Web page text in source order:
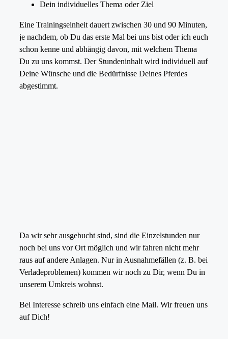
Dein individuelles Thema oder Ziel
Eine Trainingseinheit dauert zwischen 30 und 90 Minuten,
je nachdem, ob Du das erste Mal bei uns bist oder ich euch
schon kenne und abhängig davon, mit welchem Thema
Du zu uns kommst. Der Stundeninhalt wird individuell auf
Deine Wünsche und die Bedürfnisse Deines Pferdes
abgestimmt.
Da wir sehr ausgebucht sind, sind die Einzelstunden nur
noch bei uns vor Ort möglich und wir fahren nicht mehr
raus auf andere Anlagen. Nur in Ausnahmefällen (z. B. bei
Verladeproblemen) kommen wir noch zu Dir, wenn Du in
unserem Umkreis wohnst.
Bei Interesse schreib uns einfach eine Mail. Wir freuen uns
auf Dich!